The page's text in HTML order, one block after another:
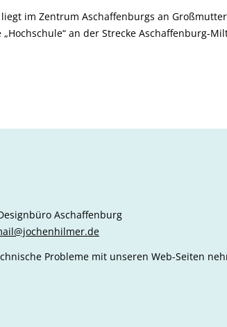
im Zentrum Aschaffenburgs an
„Hochschule“ an der Strecke Aschaffenburg-
Aschaffenburg
Probleme mit unseren Web-Seiten